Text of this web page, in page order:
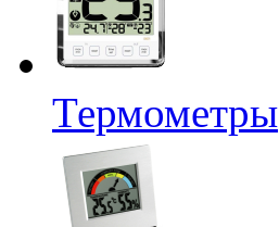
Термометры